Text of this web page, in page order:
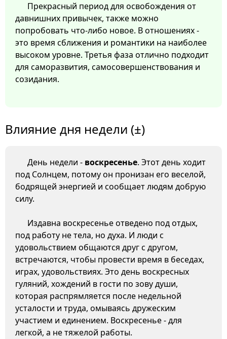
Прекрасный период для освобождения от
давнишних привычек, также можно
попробовать что-либо новое. В отношениях -
это время сближения и романтики на наиболее
высоком уровне. Третья фаза отлично подходит
для саморазвития, самосовершенствования и
созидания.
Влияние дня недели (±)
День недели - воскресенье. Этот день ходит
под Солнцем, потому он пронизан его веселой,
бодрящей энергией и сообщает людям добрую
силу.
Издавна воскресенье отведено под отдых,
под работу не тела, но духа. И люди с
удовольствием общаются друг с другом,
встречаются, чтобы провести время в беседах,
играх, удовольствиях. Это день воскресных
гуляний, хождений в гости по зову души,
которая распрямляется после недельной
усталости и труда, омываясь дружеским
участием и единением. Воскресенье - для
легкой, а не тяжелой работы.